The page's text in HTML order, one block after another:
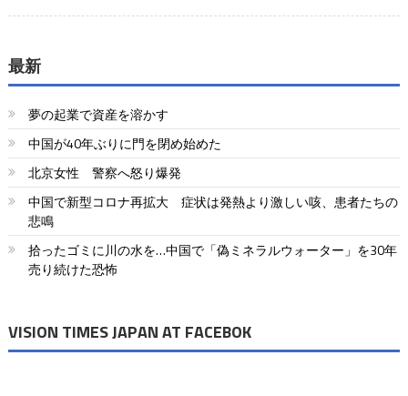
最新
夢の起業で資産を溶かす
中国が40年ぶりに門を閉め始めた
北京女性 警察へ怒り爆発
中国で新型コロナ再拡大 症状は発熱より激しい咳、患者たちの
悲鳴
拾ったゴミに川の水を…中国で「偽ミネラルウォーター」を30年
売り続けた恐怖
VISION TIMES JAPAN AT FACEBOK